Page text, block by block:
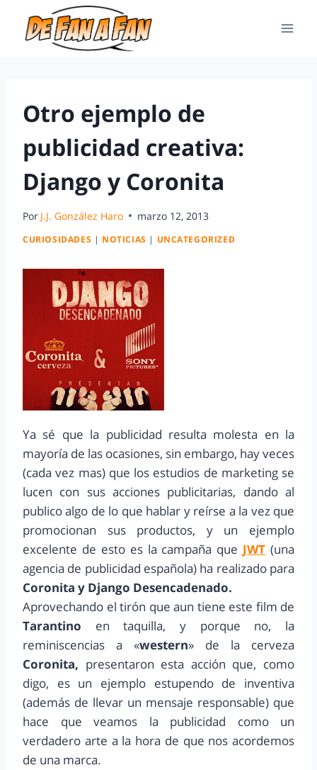
Otro ejemplo de
publicidad creativa:
Django y Coronita
Por J.J. González Haro marzo 12, 2013
CURIOSIDADES | NOTICIAS | UNCATEGORIZED
Ya sé que la publicidad resulta molesta en la
mayoría de las ocasiones, sin embargo, hay veces
(cada vez mas) que los estudios de marketing se
lucen con sus acciones publicitarias, dando al
publico algo de lo que hablar y reírse a la vez que
promocionan sus productos, y un ejemplo
excelente de esto es la campaña que JWT (una
agencia de publicidad española) ha realizado para
Coronita y Django Desencadenado.
Aprovechando el tirón que aun tiene este film de
Tarantino en taquilla, y porque no, la
reminiscencias a «western» de la cerveza
Coronita, presentaron esta acción que, como
digo, es un ejemplo estupendo de inventiva
(además de llevar un mensaje responsable) que
hace que veamos la publicidad como un
verdadero arte a la hora de que nos acordemos
de una marca.